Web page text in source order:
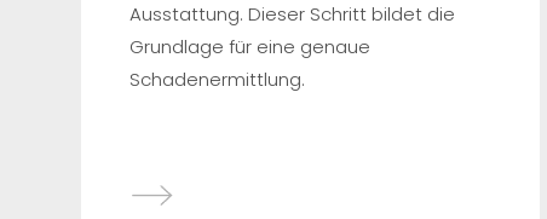
Ausstattung. Dieser Schritt bildet die
Grundlage für eine genaue
Schadenermittlung.